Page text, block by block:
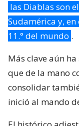
las Diablas son
Sudamérica y,
11.° del mundo .
Más clave aún
que de la mano
consolidar
inició al mando